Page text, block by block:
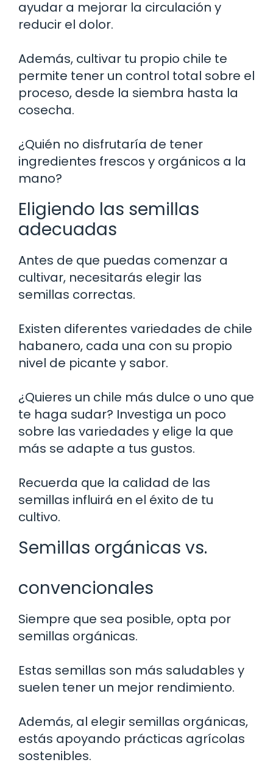
ayudar a mejorar la circulación y
reducir el dolor.
Además, cultivar tu propio chile te
permite tener un control total sobre el
proceso, desde la siembra hasta la
cosecha.
¿Quién no disfrutaría de tener
ingredientes frescos y orgánicos a la
mano?
Eligiendo las semillas
adecuadas
Antes de que puedas comenzar a
cultivar, necesitarás elegir las
semillas correctas.
Existen diferentes variedades de chile
habanero, cada una con su propio
nivel de picante y sabor.
¿Quieres un chile más dulce o uno que
te haga sudar? Investiga un poco
sobre las variedades y elige la que
más se adapte a tus gustos.
Recuerda que la calidad de las
semillas influirá en el éxito de tu
cultivo.
Semillas orgánicas vs.
convencionales
Siempre que sea posible, opta por
semillas orgánicas.
Estas semillas son más saludables y
suelen tener un mejor rendimiento.
Además, al elegir semillas orgánicas,
estás apoyando prácticas agrícolas
sostenibles.